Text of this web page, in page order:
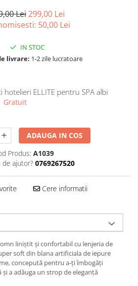
Lei299,00 Lei
50,00 Lei
IN STOC
livrare: 1-2 zile lucratoare
hotelieri ELLITE pentru SPA albi
Gratuit
ADAUGA IN COS
Produs: A1039
de ajutor? 0769267520
Cere informatii
liniștit și confortabil cu lenjeria de
soft din blana artificiala de iepure
concepută pentru a-ți îmbogăți
a adăuga un strop de eleganță